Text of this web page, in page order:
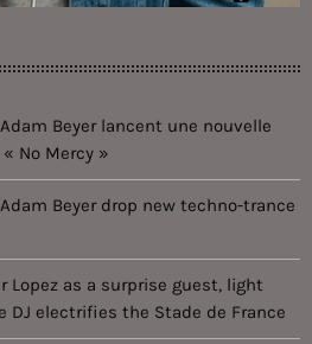
Beyer lancent une nouvelle
No Mercy »
Beyer drop new techno-trance
Lopez as a surprise guest, light
DJ electrifies the Stade de France